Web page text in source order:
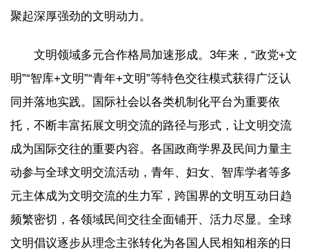
聚起深厚强劲的文明动力。
文明领域多元合作格局加速形成。3年来，“政党+文
明”“智库+文明”“青年+文明”等特色交往模式获得广泛认
同并落地实践。国际社会以各类机制化平台为重要依
托，不断丰富拓展文明交流的路径与形式，让文明交流
成为国际交往的重要内容。各国政商学界及民间力量主
动参与全球文明交流活动，青年、妇女、智库学者等多
元主体成为文明交流的生力军，跨国界的文明互动日趋
频繁密切，各领域民间交往全面铺开、活力尽显。全球
文明倡议逐步从理念主张转化为各国人民相知相亲的日